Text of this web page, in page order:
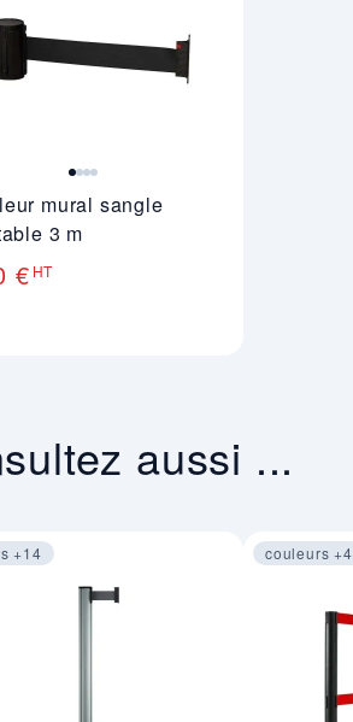
mural sangle
3 m
€ HT
aussi ...
+14 couleurs +4